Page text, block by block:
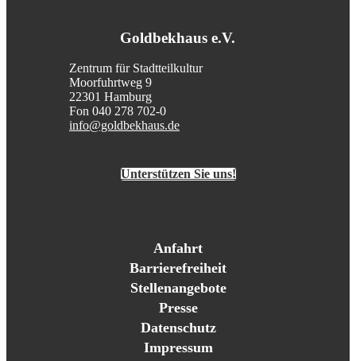
Goldbekhaus e.V.
Zentrum für Stadtteilkultur
Moorfuhrtweg 9
22301 Hamburg
Fon 040 278 702-0
info@goldbekhaus.de
Unterstützen Sie uns!
Anfahrt
Barrierefreiheit
Stellenangebote
Presse
Datenschutz
Impressum